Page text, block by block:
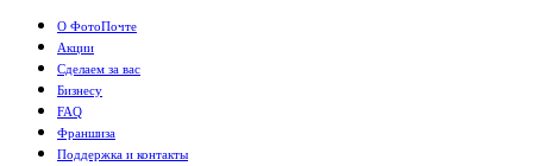
О ФотоПочте
Акции
Сделаем за вас
Бизнесу
FAQ
Франшиза
Поддержка и контакты